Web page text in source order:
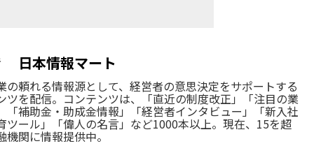
日本情報マート
の頼れる情報源として、経営者の意思決定をサポートする
ツを配信。コンテンツは、「直近の制度改正」「注目の業
「補助金・助成金情報」「経営者インタビュー」「新入社
ツール」「偉人の名言」など1000本以上。現在、15を超
機関に情報提供中。